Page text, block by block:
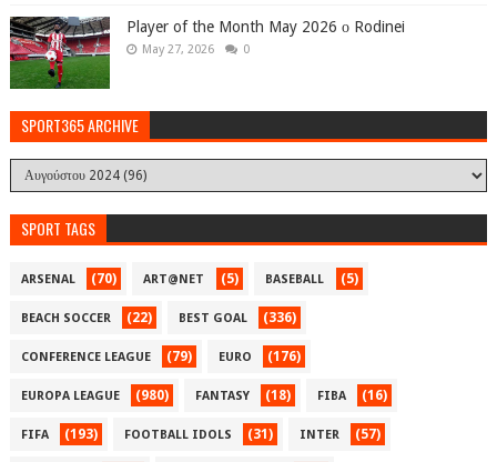
Player of the Month May 2026 ο Rodinei
May 27, 2026 0
SPORT365 ARCHIVE
SPORT TAGS
ARSENAL (70) ART@NET (5) BASEBALL (5)
BEACH SOCCER (22) BEST GOAL (336)
CONFERENCE LEAGUE (79) EURO (176)
EUROPA LEAGUE (980) FANTASY (18) FIBA (16)
FIFA (193) FOOTBALL IDOLS (31) INTER (57)